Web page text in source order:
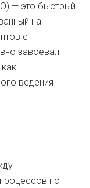
— это быстрый
на
с
завоевал
ведения
по